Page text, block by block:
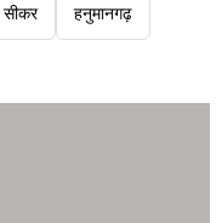
सीकर हनुमानगढ़